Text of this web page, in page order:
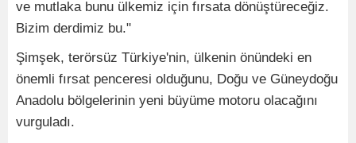
ve mutlaka bunu ülkemiz için fırsata dönüştüreceğiz.
Bizim derdimiz bu."
Şimşek, terörsüz Türkiye'nin, ülkenin önündeki en
önemli fırsat penceresi olduğunu, Doğu ve Güneydoğu
Anadolu bölgelerinin yeni büyüme motoru olacağını
vurguladı.